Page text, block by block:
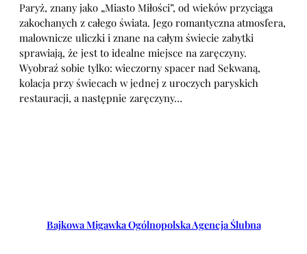
Paryż, znany jako „Miasto Miłości”, od wieków przyciąga
zakochanych z całego świata. Jego romantyczna atmosfera,
malownicze uliczki i znane na całym świecie zabytki
sprawiają, że jest to idealne miejsce na zaręczyny.
Wyobraź sobie tylko: wieczorny spacer nad Sekwaną,
kolacja przy świecach w jednej z uroczych paryskich
restauracji, a następnie zaręczyny…
Bajkowa Migawka Ogólnopolska Agencja Ślubna